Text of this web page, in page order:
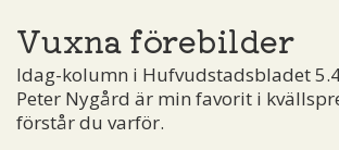
Vuxna förebilder
Idag-kolumn i Hufvudstadsbladet
Peter Nygård är min favorit i
förstår du varför.